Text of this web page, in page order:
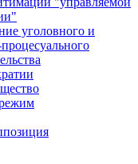
уголовного и